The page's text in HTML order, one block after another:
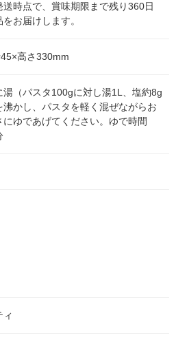
時点で、賞味期限まで残り360日
お届けします。
高さ330mm
湯（パスタ100gに対し湯1L、塩約8g
沸かし、パスタを軽く混ぜながらお
にゆであげてください。ゆで時間
ィ